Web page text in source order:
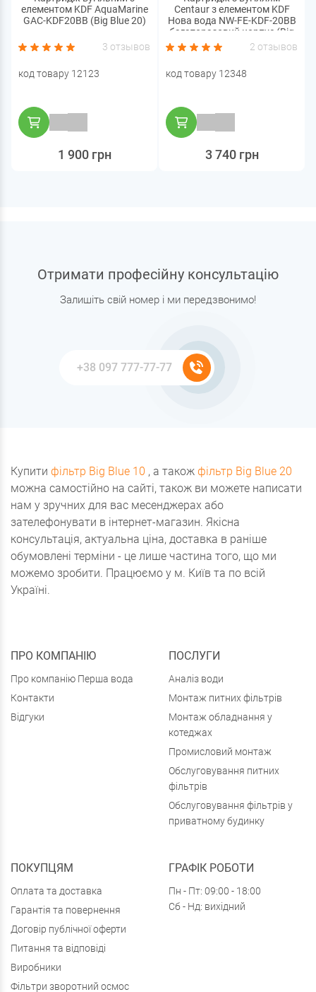
елементом KDF AquaMarine
GAC-KDF20BB (Big Blue 20)
3 отзывов
код товару 12123
1 900 грн
Centaur з елементом KDF
Нова вода NW-FE-KDF-20BB
багаторазовий корпус (Big
Blue 20) 2 отзывов
код товару 12348
3 740 грн
Отримати професійну консультацію
Залишіть свій номер і ми передзвонимо!
Купити фільтр Big Blue 10 , а також фільтр Big Blue 20
можна самостійно на сайті, також ви можете написати
нам у зручних для вас месенджерах або
зателефонувати в інтернет-магазин. Якісна
консультація, актуальна ціна, доставка в раніше
обумовлені терміни - це лише частина того, що ми
можемо зробити. Працюємо у м. Київ та по всій
Україні.
ПРО КОМПАНІЮ
Про компанію Перша вода
Контакти
Відгуки
ПОСЛУГИ
Аналіз води
Монтаж питних фільтрів
Монтаж обладнання у
котеджах
Промисловий монтаж
Обслуговування питних
фільтрів
Обслуговування фільтрів у
приватному будинку
ПОКУПЦЯМ
Оплата та доставка
Гарантія та повернення
Договір публічної оферти
Питання та відповіді
Виробники
Фільтри зворотний осмос
ГРАФІК РОБОТИ
Пн - Пт: 09:00 - 18:00
Сб - Нд: вихідний